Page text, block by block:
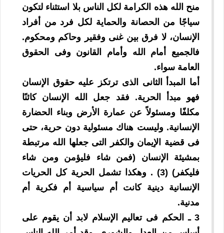
منح الله هذه الكرامة لكل الناس بلا استثناء لتكون
سياجًا من الحصانة والحماية لكل فرد من أفراد
الإنسان، لا فرق بين غنى وفقير وحاكم ومحكوم.
فالجميع أمام الله وأمام القانون وفى الحقوق
العامة سواء.
أما المبدأ الثانى الذى ترتكز عليه حقوق الإنسان
فهو مبدأ الحرية. فقد جعل الله الإنسان كائنًا
مكلفًا ومسئولاً عن عمارة الأرض وبناء الحضارة
الإنسانية. وليست هناك مسئولية دون حرية، حتى
فى قضية الإيمان والكفر التى جعلها الله مرتبطة
بمشيئة الإنسان (فمن شاء فليؤمن ومن شاء
فليكفر) (3) . وهكذا تشمل الحرية كل الحريات
الإنسانية دينية كانت أم سياسية أم فكرية أم
مدنية.
3 ـ الحكم فى تعاليم الإسلام لابد أن يقوم على